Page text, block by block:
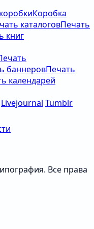
Коробка
каталоговПечать
книг
баннеровПечать
календарей
Livejournal Tumblr
Все права